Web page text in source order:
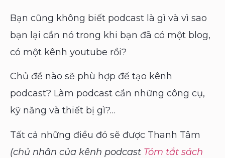
Bạn cũng không biết podcast là gì và vì sao
bạn lại cần nó trong khi bạn đã có một blog,
có một kênh youtube rồi?
Chủ đề nào sẽ phù hợp để tạo kênh
podcast? Làm podcast cần những công cụ,
kỹ năng và thiết bị gì?…
Tất cả những điều đó sẽ được Thanh Tâm
(chủ nhân của kênh podcast Tóm tắt sách